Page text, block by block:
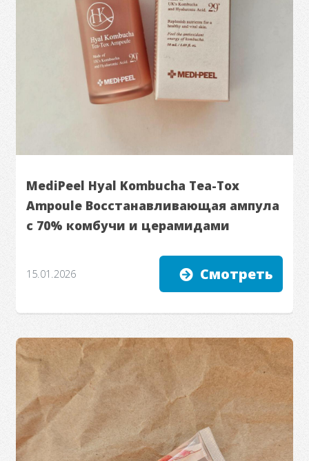
MediPeel Hyal Kombucha Tea-Tox
Ampoule Восстанавливающая ампула
с 70% комбучи и церамидами
15.01.2026 Смотреть